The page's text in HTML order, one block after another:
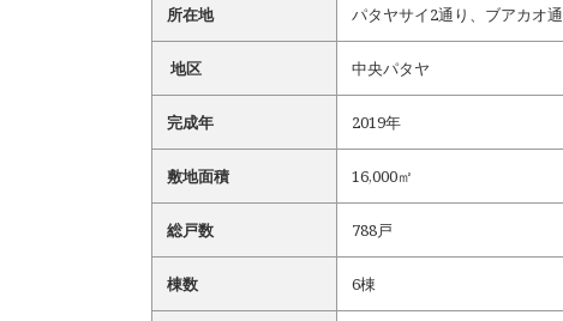
所在地 パタヤサイ2通り、ブアカオ
地区 中央パタヤ
完成年 2019年
敷地面積 16,000㎡
総戸数 788戸
棟数 6棟